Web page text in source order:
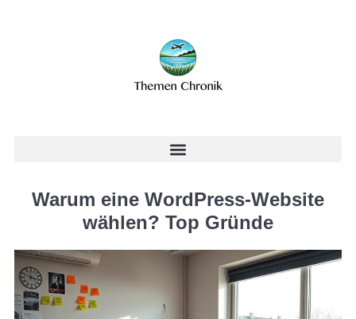
Warum eine WordPress-Website
wählen? Top Gründe